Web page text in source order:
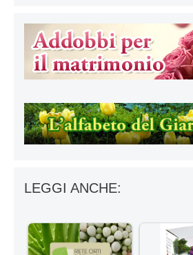
LEGGI ANCHE: